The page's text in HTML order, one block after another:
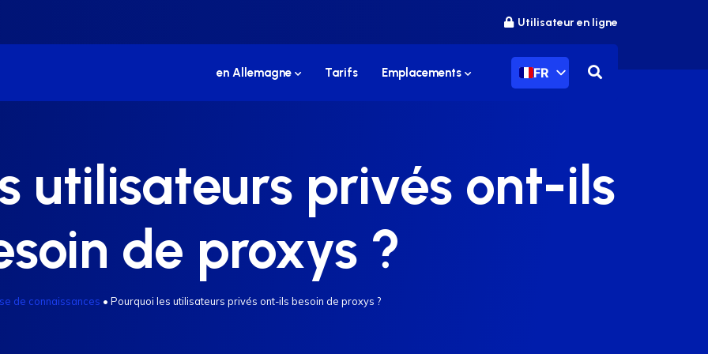
Utilisateur en ligne
en Allemagne Tarifs Emplacements FR
utilisateurs privés ont-ils
de proxys ?
de connaissances • Pourquoi les utilisateurs privés ont-ils besoin de proxys ?